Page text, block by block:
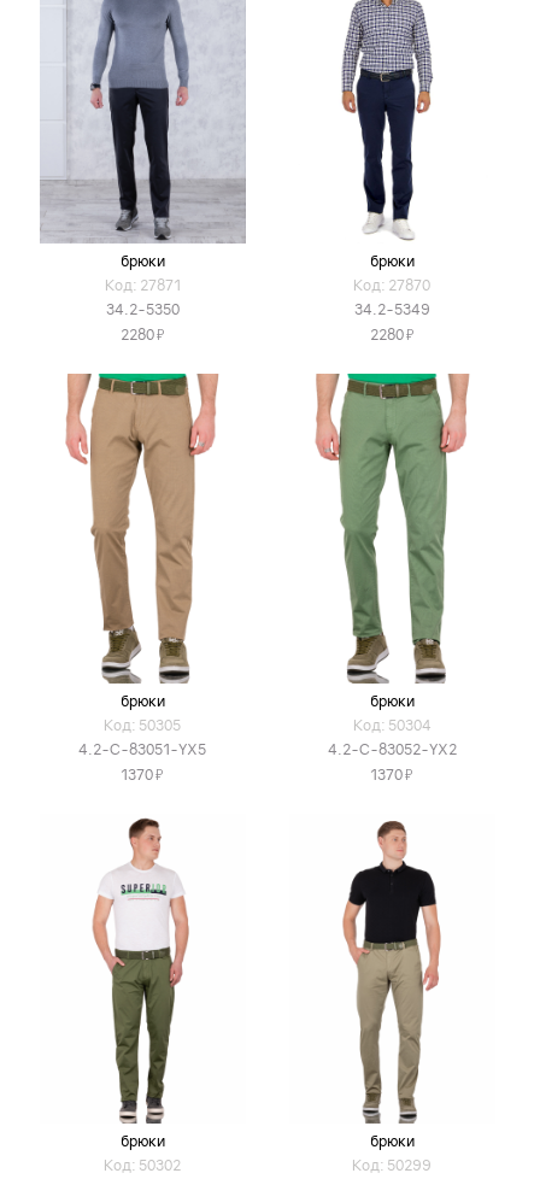
брюки
Код: 27871
34.2-5350
2280Я
брюки
Код: 27870
34.2-5349
2280Я
брюки
Код: 50305
4.2-C-83051-YX5
1370Я
брюки
Код: 50304
4.2-C-83052-YX2
1370Я
брюки
Код: 50302
брюки
Код: 50299